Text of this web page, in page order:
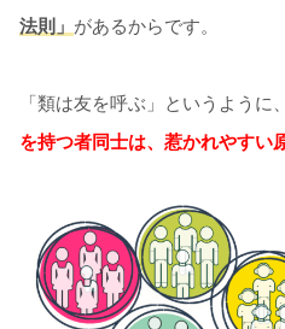
法則」 があるからです。
「類は友を呼ぶ」というように、
を持つ者同士は、惹かれやすい